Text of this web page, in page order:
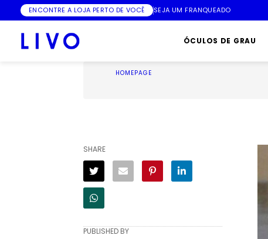
ENCONTRE A LOJA PERTO DE VOCÊ SEJA UM FRANQUEADO
ÓCULOS DE GRAU
HOMEPAGE
SHARE
PUBLISHED BY